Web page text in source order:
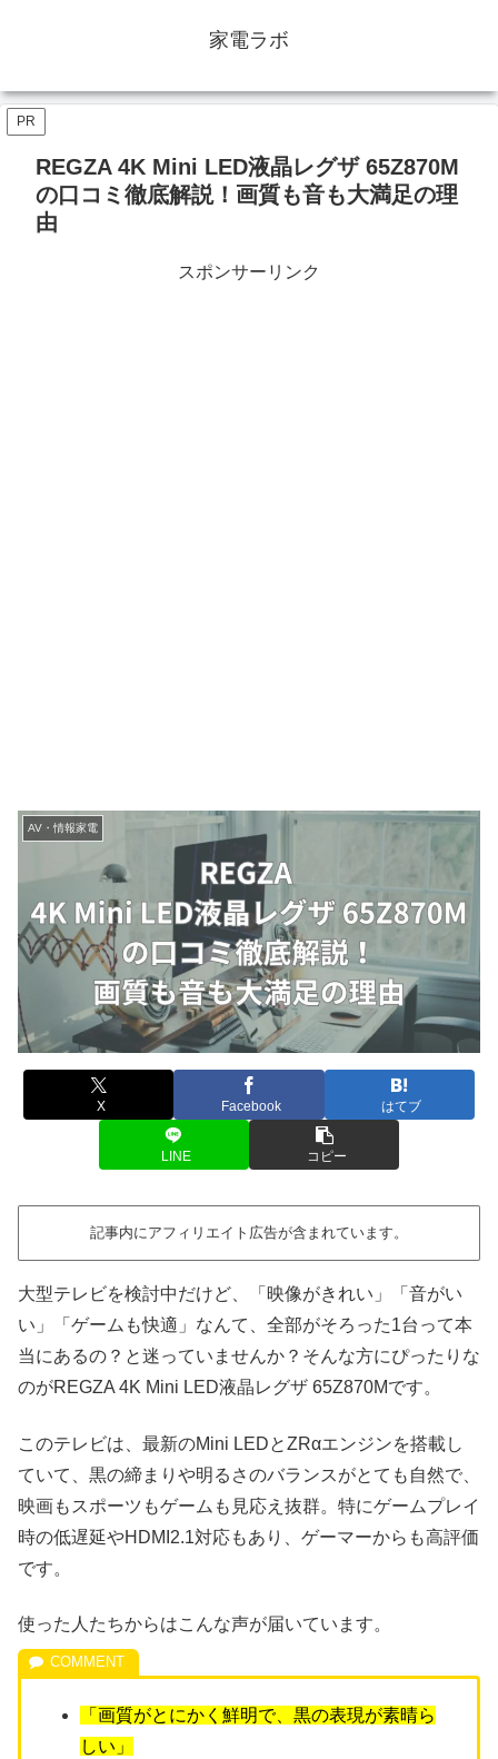
家電ラボ
PR
REGZA 4K Mini LED液晶レグザ 65Z870M
の口コミ徹底解説！画質も音も大満足の理
由
スポンサーリンク
AV・情報家電
X Facebook はてブ
LINE コピー
記事内にアフィリエイト広告が含まれています。
大型テレビを検討中だけど、「映像がきれい」「音がい
い」「ゲームも快適」なんて、全部がそろった1台って本
当にあるの？と迷っていませんか？そんな方にぴったりな
のがREGZA 4K Mini LED液晶レグザ 65Z870Mです。
このテレビは、最新のMini LEDとZRαエンジンを搭載し
ていて、黒の締まりや明るさのバランスがとても自然で、
映画もスポーツもゲームも見応え抜群。特にゲームプレイ
時の低遅延やHDMI2.1対応もあり、ゲーマーからも高評価
です。
使った人たちからはこんな声が届いています。
「画質がとにかく鮮明で、黒の表現が素晴ら
しい」